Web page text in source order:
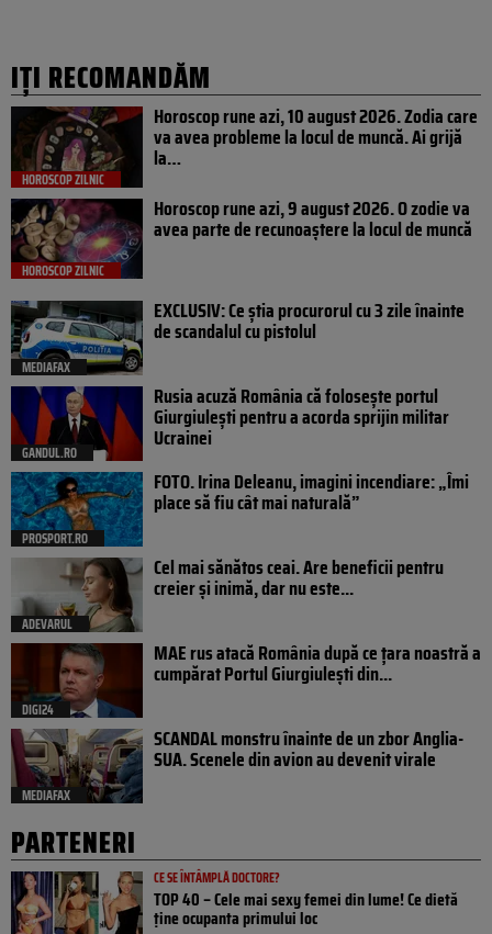
IȚI RECOMANDĂM
HOROSCOP ZILNIC
Horoscop rune azi, 10 august 2026. Zodia care
va avea probleme la locul de muncă. Ai grijă
la…
HOROSCOP ZILNIC
Horoscop rune azi, 9 august 2026. O zodie va
avea parte de recunoaștere la locul de muncă
MEDIAFAX
EXCLUSIV: Ce știa procurorul cu 3 zile înainte
de scandalul cu pistolul
GANDUL.RO
Rusia acuză România că folosește portul
Giurgiulești pentru a acorda sprijin militar
Ucrainei
PROSPORT.RO
FOTO. Irina Deleanu, imagini incendiare: „Îmi
place să fiu cât mai naturală”
ADEVARUL
Cel mai sănătos ceai. Are beneficii pentru
creier și inimă, dar nu este...
DIGI24
MAE rus atacă România după ce țara noastră a
cumpărat Portul Giurgiulești din...
MEDIAFAX
SCANDAL monstru înainte de un zbor Anglia-
SUA. Scenele din avion au devenit virale
PARTENERI
CE SE ÎNTÂMPLĂ DOCTORE?
TOP 40 – Cele mai sexy femei din lume! Ce dietă
ține ocupanta primului loc